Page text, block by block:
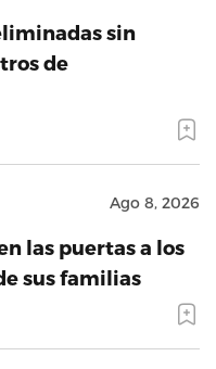
sin
de
Ago 8, 2026
las puertas a los
sus familias